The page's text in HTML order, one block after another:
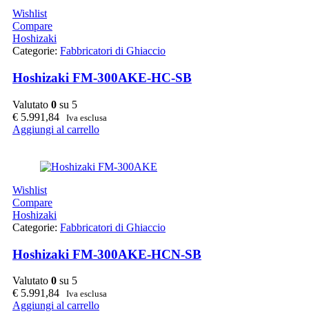
Wishlist
Compare
Hoshizaki
Categorie: Fabbricatori di Ghiaccio
Hoshizaki FM-300AKE-HC-SB
Valutato 0 su 5
€ 5.991,84 Iva esclusa
Aggiungi al carrello
Wishlist
Compare
Hoshizaki
Categorie: Fabbricatori di Ghiaccio
Hoshizaki FM-300AKE-HCN-SB
Valutato 0 su 5
€ 5.991,84 Iva esclusa
Aggiungi al carrello